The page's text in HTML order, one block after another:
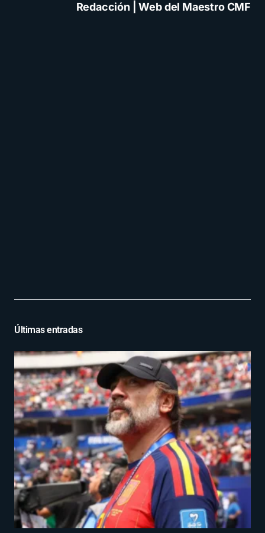
Redacción | Web del Maestro CMF
Últimas entradas